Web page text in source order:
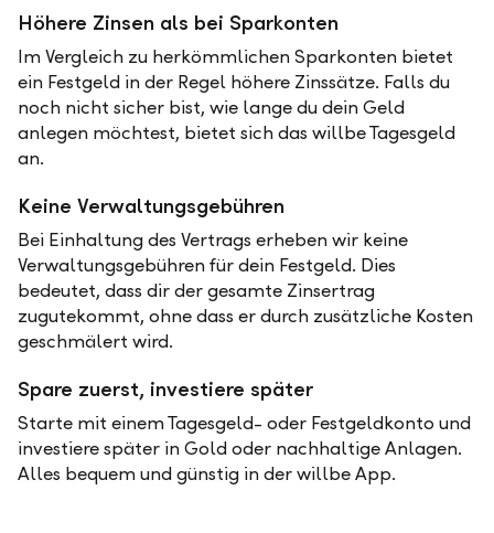
Höhere Zinsen als bei Sparkonten
Im Vergleich zu herkömmlichen Sparkonten bietet
ein Festgeld in der Regel höhere Zinssätze. Falls du
noch nicht sicher bist, wie lange du dein Geld
anlegen möchtest, bietet sich das willbe Tagesgeld
an.
Keine Verwaltungsgebühren
Bei Einhaltung des Vertrags erheben wir keine
Verwaltungsgebühren für dein Festgeld. Dies
bedeutet, dass dir der gesamte Zinsertrag
zugutekommt, ohne dass er durch zusätzliche Kosten
geschmälert wird.
Spare zuerst, investiere später
Starte mit einem Tagesgeld- oder Festgeldkonto und
investiere später in Gold oder nachhaltige Anlagen.
Alles bequem und günstig in der willbe App.